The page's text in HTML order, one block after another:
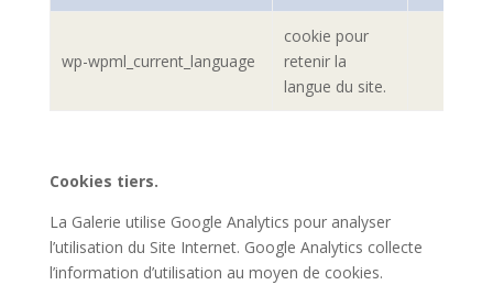
wp-wpml_current_language
cookie pour
retenir la
langue du site.
Cookies tiers.
La Galerie utilise Google Analytics pour analyser
l’utilisation du Site Internet. Google Analytics collecte
l’information d’utilisation au moyen de cookies.